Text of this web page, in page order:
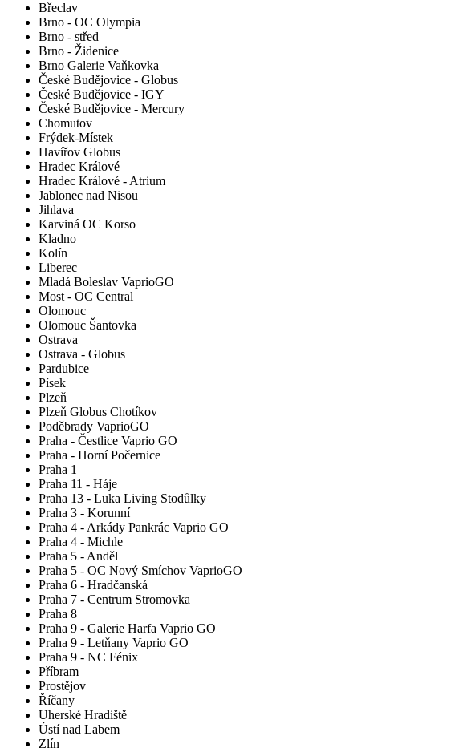
Břeclav
Brno - OC Olympia
Brno - střed
Brno - Židenice
Brno Galerie Vaňkovka
České Budějovice - Globus
České Budějovice - IGY
České Budějovice - Mercury
Chomutov
Frýdek-Místek
Havířov Globus
Hradec Králové
Hradec Králové - Atrium
Jablonec nad Nisou
Jihlava
Karviná OC Korso
Kladno
Kolín
Liberec
Mladá Boleslav VaprioGO
Most - OC Central
Olomouc
Olomouc Šantovka
Ostrava
Ostrava - Globus
Pardubice
Písek
Plzeň
Plzeň Globus Chotíkov
Poděbrady VaprioGO
Praha - Čestlice Vaprio GO
Praha - Horní Počernice
Praha 1
Praha 11 - Háje
Praha 13 - Luka Living Stodůlky
Praha 3 - Korunní
Praha 4 - Arkády Pankrác Vaprio GO
Praha 4 - Michle
Praha 5 - Anděl
Praha 5 - OC Nový Smíchov VaprioGO
Praha 6 - Hradčanská
Praha 7 - Centrum Stromovka
Praha 8
Praha 9 - Galerie Harfa Vaprio GO
Praha 9 - Letňany Vaprio GO
Praha 9 - NC Fénix
Příbram
Prostějov
Říčany
Uherské Hradiště
Ústí nad Labem
Zlín